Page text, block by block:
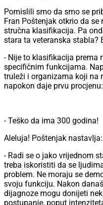
Pomislili smo da smo se
Fran Poštenjak otkrio da
stručna klasifikacija. Pa
stara ta veteranska stabla?
- Nije to klasifikacija prema
specifičnim funkcijama.
truleži i organizama koji na
napokon daje prvu procjenu:
- Teško da ima 300 godina!
Aleluja! Poštenjak nastavlja:
- Radi se o jako vrijednom
treba iskoristiti da se
problem. Ne moraju se
svoju funkciju. Nakon
dijagnoze mogu donijeti
postupanje, poput